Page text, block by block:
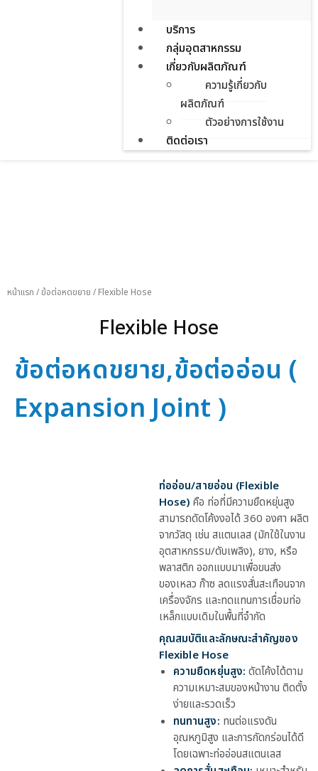
บริการ
กลุ่มอุตสาหกรรม
เกี่ยวกับผลิตภัณฑ์
ความรู้เกี่ยวกับ
ผลิตภัณฑ์
ตัวอย่างการใช้งาน
ติดต่อเรา
หน้าแรก /ข้อต่อหดขยาย / Flexible Hose
Flexible Hose
ข้อต่อหดขยาย,ข้อต่ออ่อน (
Expansion Joint )
ท่ออ่อน/สายอ่อน (Flexible
Hose) คือ ท่อที่มีความยืดหยุ่นสูง
สามารถดัดโค้งงอได้ 360 องศา ผลิต
จากวัสดุ เช่น สแตนเลส (มักใช้ในงาน
อุตสาหกรรม/ดับเพลิง), ยาง, หรือ
พลาสติก ออกแบบมาเพื่อขนส่ง
ของเหลว ก๊าซ ลดแรงสั่นสะเทือนจาก
เครื่องจักร และทดแทนการเชื่อมท่อ
เหล็กแบบเดิมในพื้นที่จำกัด
คุณสมบัติและลักษณะสำคัญของ
Flexible Hose
ความยืดหยุ่นสูง: ดัดโค้งได้ตาม
ความเหมาะสมของหน้างาน ติดตั้ง
ง่ายและรวดเร็ว
ทนทานสูง: ทนต่อแรงดัน
อุณหภูมิสูง และการกัดกร่อนได้ดี
โดยเฉพาะท่ออ่อนสแตนเลส